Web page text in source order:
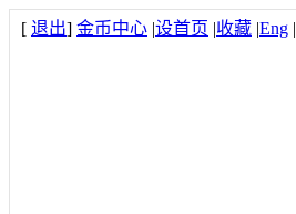
[ 退出] 金币中心 |设首页 |收藏 |Eng |